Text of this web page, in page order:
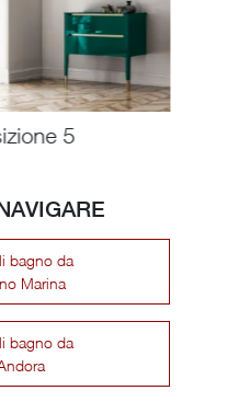
5
bagno da
Marina
bagno da